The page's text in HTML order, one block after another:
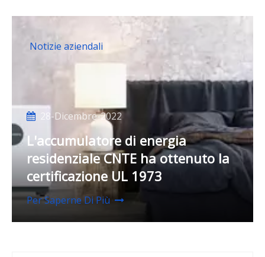
Notizie aziendali
L'accumulatore di energia
residenziale CNTE ha ottenuto la
certificazione UL 1973
28-Dicembre-2022
Per Saperne Di Più